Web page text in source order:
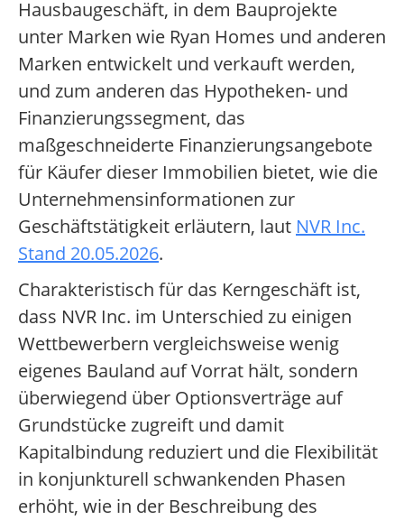
Hausbaugeschäft, in dem Bauprojekte
unter Marken wie Ryan Homes und anderen
Marken entwickelt und verkauft werden,
und zum anderen das Hypotheken- und
Finanzierungssegment, das
maßgeschneiderte Finanzierungsangebote
für Käufer dieser Immobilien bietet, wie die
Unternehmensinformationen zur
Geschäftstätigkeit erläutern, laut NVR Inc.
Stand 20.05.2026.
Charakteristisch für das Kerngeschäft ist,
dass NVR Inc. im Unterschied zu einigen
Wettbewerbern vergleichsweise wenig
eigenes Bauland auf Vorrat hält, sondern
überwiegend über Optionsverträge auf
Grundstücke zugreift und damit
Kapitalbindung reduziert und die Flexibilität
in konjunkturell schwankenden Phasen
erhöht, wie in der Beschreibung des